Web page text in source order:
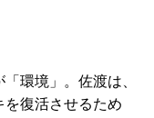
環境」。佐渡は、
を復活させるため